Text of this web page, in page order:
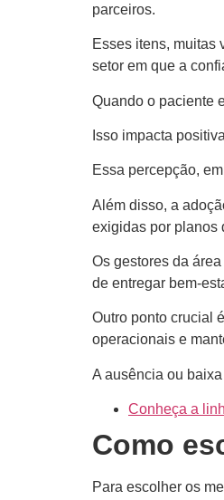
parceiros.
Esses itens, muitas
setor em que a
Quando o paciente
Isso impacta
Essa percepção,
Além disso, a
exigidas por planos
Os gestores da
de entregar bem-
Outro ponto crucial
operacionais e
A ausência ou
Conheça a
Como
Para escolher os